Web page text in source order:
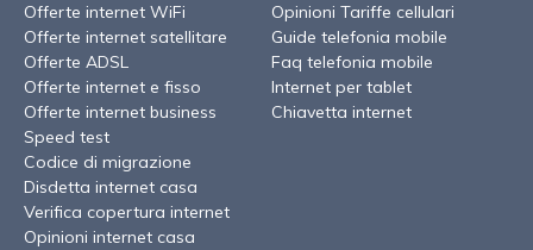
Offerte internet WiFi
Offerte internet satellitare
Offerte ADSL
Offerte internet e fisso
Offerte internet business
Speed test
Codice di migrazione
Disdetta internet casa
Verifica copertura internet
Opinioni internet casa
Opinioni Tariffe cellulari
Guide telefonia mobile
Faq telefonia mobile
Internet per tablet
Chiavetta internet